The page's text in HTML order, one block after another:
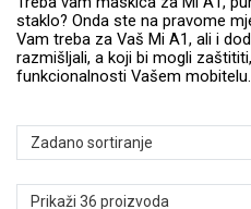
staklo? Onda ste na pravome
Vam treba za Vaš Mi A1, ali i
razmišljali, a koji bi mogli
funkcionalnosti Vašem mobitelu.
Apple
Oprema za Smart
Watch
mikrofoni